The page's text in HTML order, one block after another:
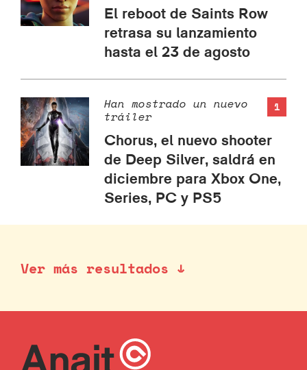
El reboot de Saints Row
retrasa su lanzamiento
hasta el 23 de agosto
1
Han mostrado un nuevo
tráiler
Chorus, el nuevo shooter
de Deep Silver, saldrá en
diciembre para Xbox One,
Series, PC y PS5
Ver más resultados ↓